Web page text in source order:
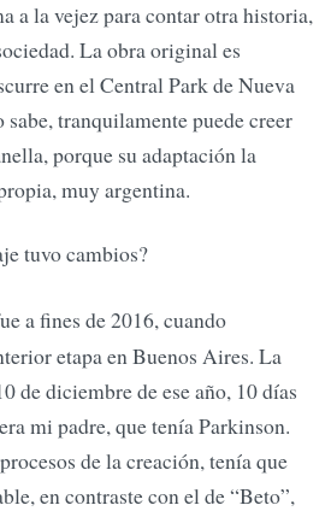
a la vejez para contar otra historia,
La obra original es
en el Central Park de Nueva
tranquilamente puede creer
porque su adaptación la
muy argentina.
tuvo cambios?
a fines de 2016, cuando
etapa en Buenos Aires. La
de diciembre de ese año, 10 días
mi padre, que tenía Parkinson.
de la creación, tenía que
en contraste con el de “Beto”,